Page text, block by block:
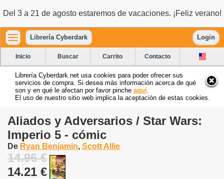
Del 3 a 21 de agosto estaremos de vacaciones. ¡Feliz verano!
Librería Cyberdark Login
Inicio Buscar Carrito Contacto
Librería Cyberdark.net usa cookies para poder ofrecer sus
servicios de compra. Si desea más información acerca de qué
son y en qué le afectan por favor pinche aquí
El uso de nuestro sitio web implica la aceptación de estas cookies.
Aliados y Adversarios / Star Wars:
Imperio 5 - cómic
De Ryan Benjamin, Scott Allie
14.96 €
14.21 €